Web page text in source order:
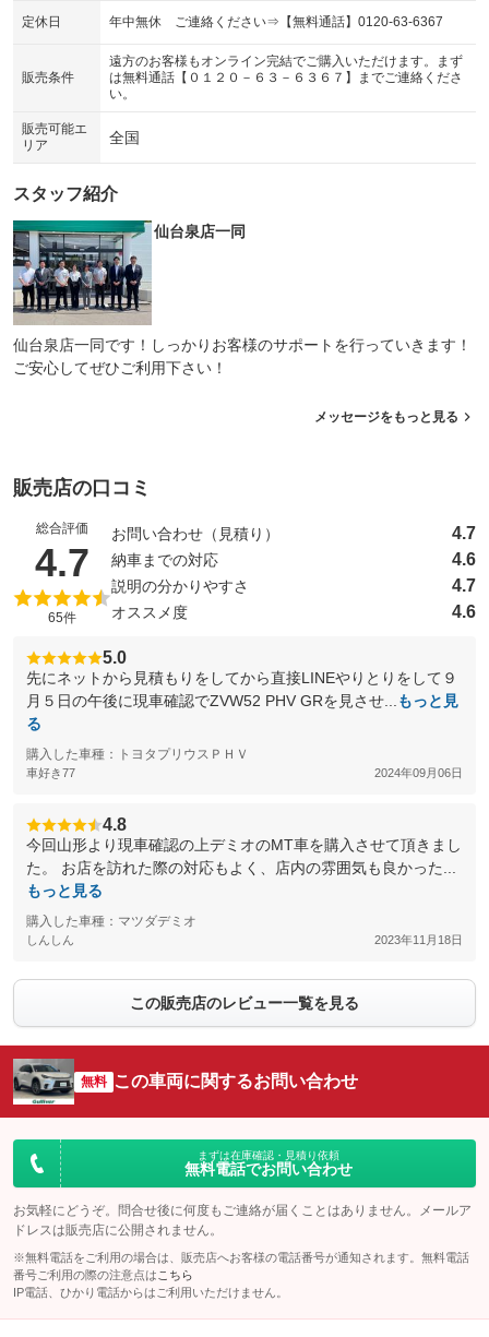
定休日 年中無休 ご連絡ください⇒【無料通話】0120-63-6367
販売条件
遠方のお客様もオンライン完結でご購入いただけます。まず
は無料通話【０１２０－６３－６３６７】までご連絡くださ
い。
販売可能エ
リア
全国
スタッフ紹介
仙台泉店一同
仙台泉店一同です！しっかりお客様のサポートを行っていきます！
ご安心してぜひご利用下さい！
メッセージをもっと見る
販売店の口コミ
総合評価
4.7 （5点満点中）
65件
お問い合わせ（見積り） 4.7
納車までの対応 4.6
説明の分かりやすさ 4.7
オススメ度 4.6
5.0
先にネットから見積もりをしてから直接LINEやりとりをして９
月５日の午後に現車確認でZVW52 PHV GRを見させ...
もっと見
る
購入した車種：トヨタプリウスＰＨＶ
車好き77 2024年09月06日
4.8
今回山形より現車確認の上デミオのMT車を購入させて頂きまし
た。 お店を訪れた際の対応もよく、店内の雰囲気も良かった...
もっと見る
購入した車種：マツダデミオ
しんしん 2023年11月18日
この販売店のレビュー一覧を見る
無料 この車両に関するお問い合わせ
まずは在庫確認・見積り依頼
無料電話でお問い合わせ
お気軽にどうぞ。問合せ後に何度もご連絡が届くことはありません。メールア
ドレスは販売店に公開されません。
※無料電話をご利用の場合は、販売店へお客様の電話番号が通知されます。無料電話
番号ご利用の際の注意点は こちら
IP電話、ひかり電話からはご利用いただけません。